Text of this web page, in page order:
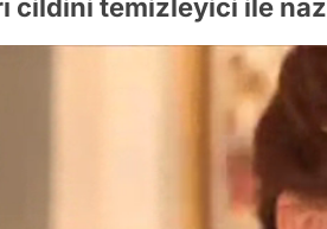
cildini temizleyici ile